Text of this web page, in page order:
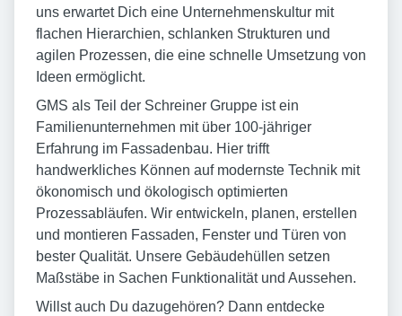
uns erwartet Dich eine Unternehmenskultur mit
flachen Hierarchien, schlanken Strukturen und
agilen Prozessen, die eine schnelle Umsetzung von
Ideen ermöglicht.
GMS als Teil der Schreiner Gruppe ist ein
Familienunternehmen mit über 100-jähriger
Erfahrung im Fassadenbau. Hier trifft
handwerkliches Können auf modernste Technik mit
ökonomisch und ökologisch optimierten
Prozessabläufen. Wir entwickeln, planen, erstellen
und montieren Fassaden, Fenster und Türen von
bester Qualität. Unsere Gebäudehüllen setzen
Maßstäbe in Sachen Funktionalität und Aussehen.
Willst auch Du dazugehören? Dann entdecke